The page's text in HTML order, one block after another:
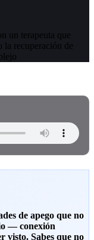
un terapeuta que
la recuperación de
de apego que no
— conexión
visto. Sabes que no